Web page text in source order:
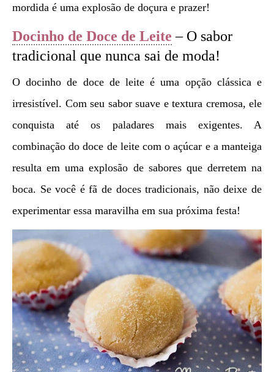
mordida é uma explosão de doçura e prazer!
Docinho de Doce de Leite – O sabor
tradicional que nunca sai de moda!
O docinho de doce de leite é uma opção clássica e
irresistível. Com seu sabor suave e textura cremosa, ele
conquista até os paladares mais exigentes. A
combinação do doce de leite com o açúcar e a manteiga
resulta em uma explosão de sabores que derretem na
boca. Se você é fã de doces tradicionais, não deixe de
experimentar essa maravilha em sua próxima festa!